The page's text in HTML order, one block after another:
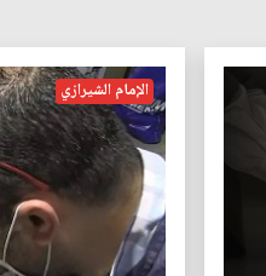
الإمام الشيرازي